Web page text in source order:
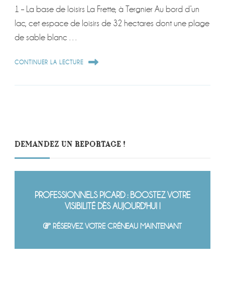
1 – La base de loisirs La Frette, à Tergnier Au bord d’un
lac, cet espace de loisirs de 32 hectares dont une plage
de sable blanc …
CONTINUER LA LECTURE
DEMANDEZ UN REPORTAGE !
PROFESSIONNELS PICARD : BOOSTEZ VOTRE
VISIBILITÉ DÈS AUJOURD'HUI !
RÉSERVEZ VOTRE CRÉNEAU MAINTENANT